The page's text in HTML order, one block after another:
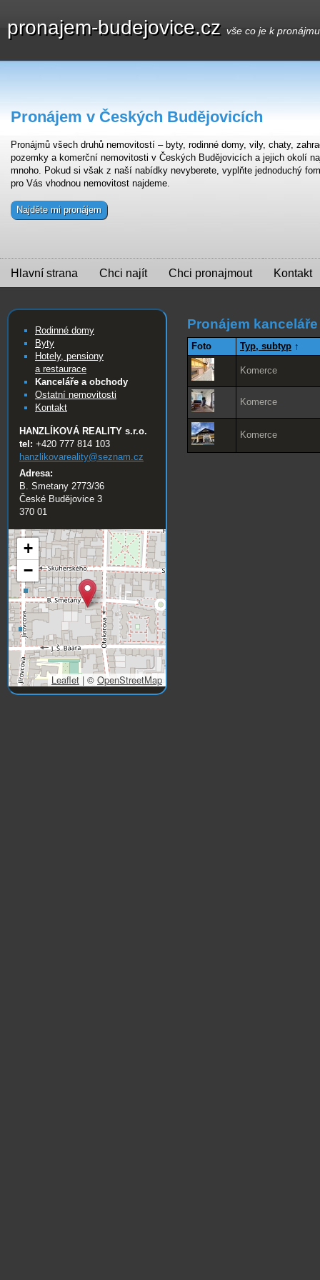
pronajem-budejovice.cz vše co je k
Hlavní strana Chci najít Chci pronajmout Kontakt
Pronájem v Českých Budějovicích
Pronájmů všech druhů nemovitostí – byty, rodinné domy, vily, chaty,
pozemky a komerční nemovitosti v Českých Budějovicích a jejich okolí
mnoho. Pokud si však z naší nabídky nevyberete, vyplňte jednoduchý
pro Vás vhodnou nemovitost najdeme.
Najděte mi pronájem
Pronájem
Foto Typ, subtyp ↑
Komerce
Komerce
Komerce
Rodinné domy
Byty
Hotely, pensiony
a restaurace
Kanceláře a obchody
Ostatní nemovitosti
Kontakt
HANZLÍKOVÁ REALITY s.r.o.
tel: +420 777 814 103
hanzlikovareality@seznam.cz
Adresa:
B. Smetany 2773/36
České Budějovice 3
370 01
+
−
Leaflet | © OpenStreetMap